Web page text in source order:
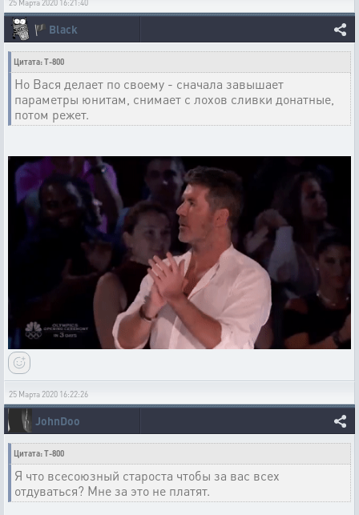
25 Марта 2020 16:21:40
🏴 Black
Цитата: T-800
Но Вася делает по своему - сначала завышает
параметры юнитам, снимает с лохов сливки донатные,
потом режет.
25 Марта 2020 16:22:26
JohnDoo
Цитата: T-800
Я что всесоюзный староста чтобы за вас всех
отдуваться? Мне за это не платят.